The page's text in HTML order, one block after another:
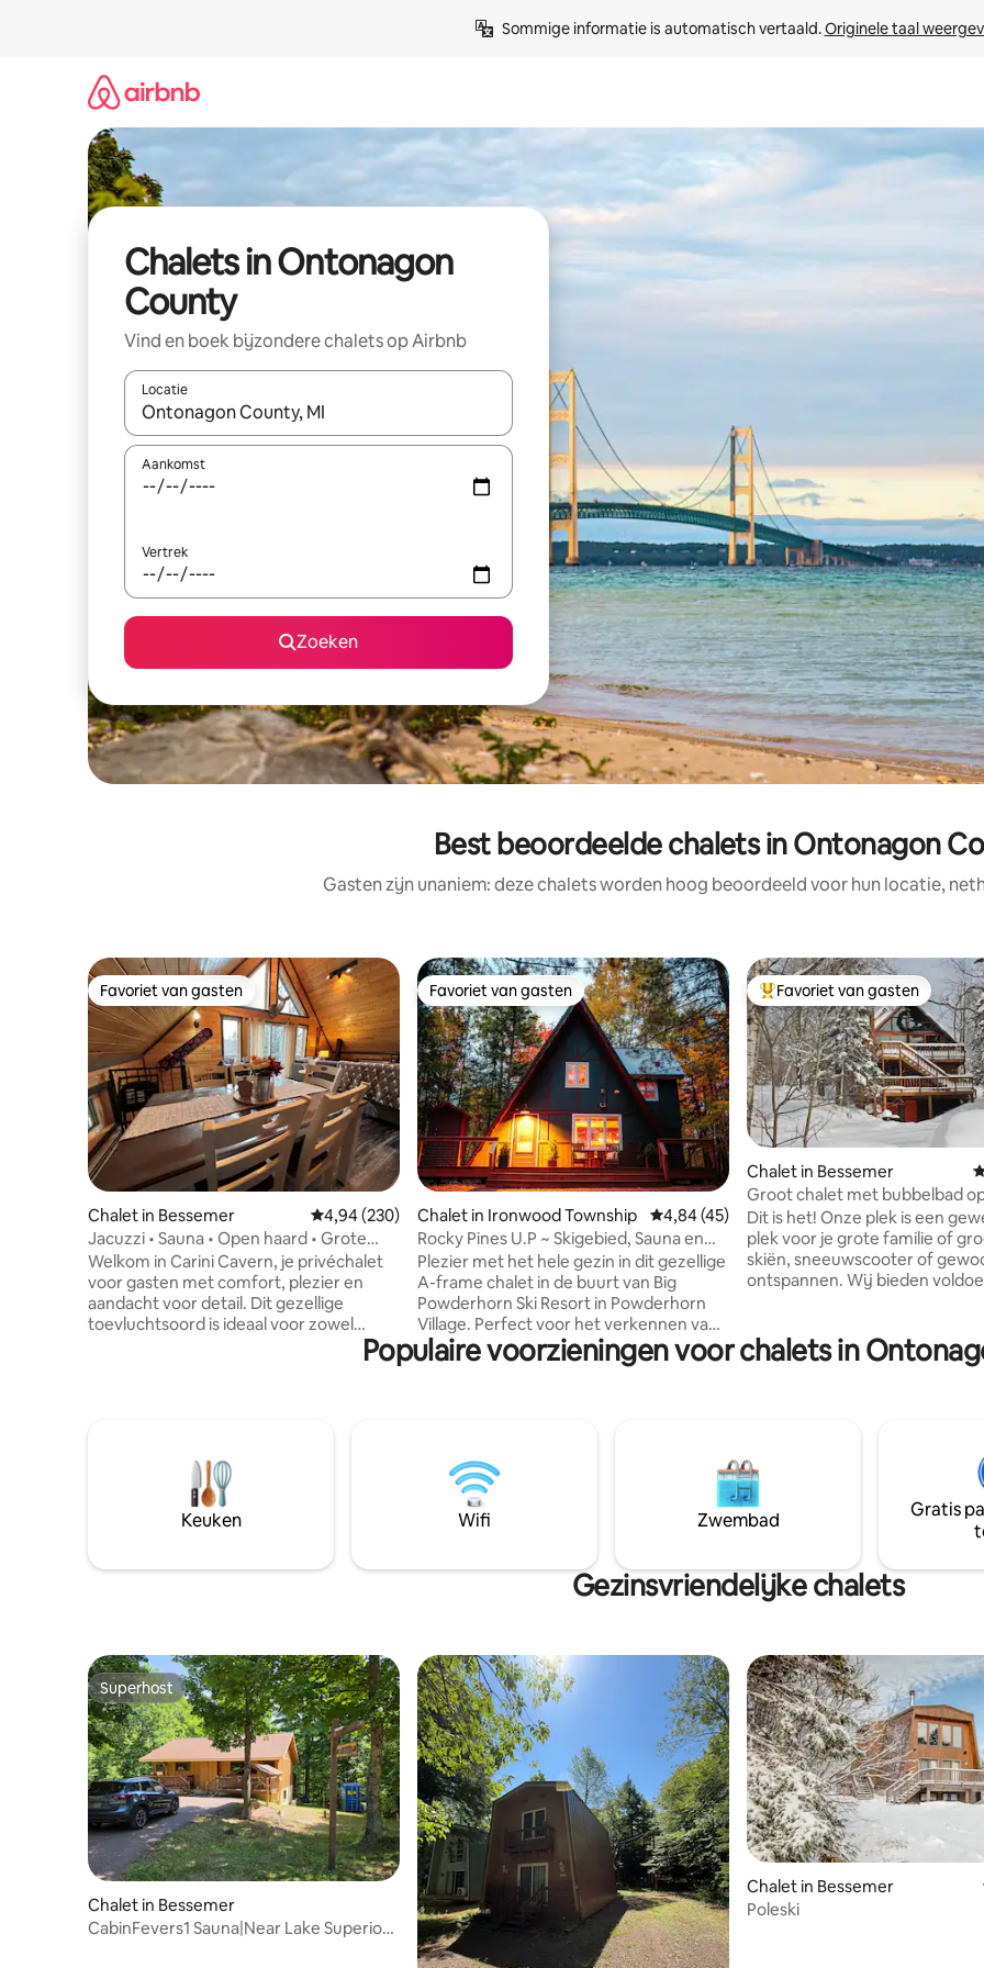
Sommige informatie is automatisch vertaald. Originele taal
Chalets in Ontonagon
County
Vind en boek bijzondere chalets op Airbnb
Locatie
Wanneer er resultaten beschikbaar zijn, maak je een keuze met je de pijltjestoetsen omhoog en omlaag, óf door te
Aankomst
Vertrek
Zoeken
Best beoordeelde chalets in Ontonagon
Gasten zijn unaniem: deze chalets worden hoog beoordeeld voor hun locatie,
Favoriet van gasten
Favoriet van gasten
Chalet in Bessemer Gemiddelde beoordeling van 4,94 op 5, 230 recensies
4,94 (230)
Jacuzzi • Sauna • Open haard • Grote
Powderhorn
Welkom in Carini Cavern, je privéchalet
voor gasten met comfort, plezier en
aandacht voor detail. Dit gezellige
toevluchtsoord is ideaal voor zowel
familieavonturen. Gelegen in het hart
gashaard en een bubbelbad in de
buitenlucht, waardoor huiselijke warmte
wordt gecombineerd met de
verwennerij van een luxe ontsnapping.
onvergetelijk verblijf in Carini Cavern.
Favoriet van gasten
Favoriet van gasten
Chalet in Ironwood Township Gemiddelde beoordeling van 4,84 op 5, 45
4,84 (45)
Rocky Pines U.P ~ Skigebied, Sauna en
Huisdieren Toegestaan
Plezier met het hele gezin in dit gezellige
A-frame chalet in de buurt van Big
Powderhorn Ski Resort in Powderhorn
Village. Perfect voor het verkennen van
UP in de herfst. Dicht bij alle actie voor
fietsen, wandelen, watervallen, vissen,
met kinderen ~ 3 Queens ~ 2 Twins ~ 2
volledige badkamers: (1 per verdieping) ~
Klassieke met ceder beklede sauna op
de bovenste verdieping ~ Gratis wifi,
Topfavoriet van gasten
Favoriet van gasten
Chalet in Bessemer
Groot chalet met bubbelbad
Powderhorn Mountain
Dit is het! Onze plek is een
plek voor je grote familie of
skiën, sneeuwscooter of
ontspannen. Wij bieden voldoende
waaronder een woonkamer
die ENORM is. Het heeft 2 open haarden.
hebben 3 volledige badkamers
met shampoo, conditioner, zeep.
een sauna en hottub om te
Ook een recreatieruimte wifi
Populaire voorzieningen voor chalets in
Keuken Wifi Zwembad
Gratis
Gezinsvriendelijke chalets
Superhost
Superhost
Chalet in Bessemer
CabinFevers1 Sauna|Near Lake Superior
Chalet in Bessemer
Poleski